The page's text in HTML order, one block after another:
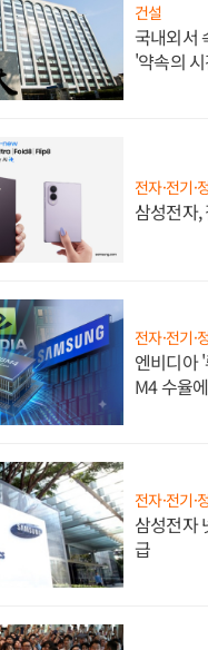
건설
국내외서
'약속의
전자·전기·
삼성전자
전자·전기·
엔비디아
M4 수율
전자·전기·
삼성전자
급